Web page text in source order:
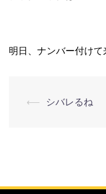
明日、ナンバー付けて
⟵ シバレるね